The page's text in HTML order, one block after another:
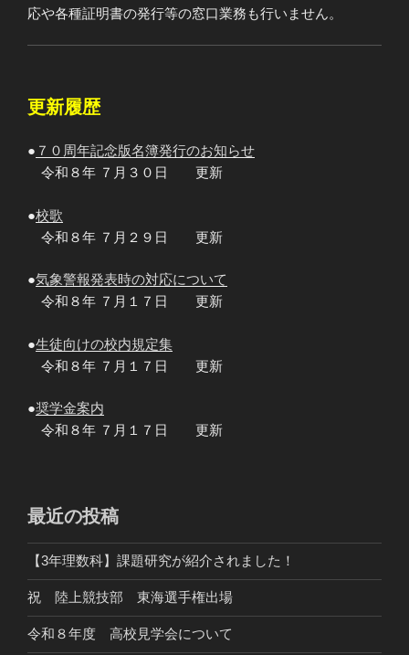
応や各種証明書の発行等の窓口業務も行いません。
更新履歴
● ７０周年記念版名簿発行のお知らせ
令和８年 ７月３０日 更新
●校歌
令和８年 ７月２９日 更新
●気象警報発表時の対応について
令和８年 ７月１７日 更新
●生徒向けの校内規定集
令和８年 ７月１７日 更新
●奨学金案内
令和８年 ７月１７日 更新
最近の投稿
【3年理数科】課題研究が紹介されました！
祝 陸上競技部 東海選手権出場
令和８年度 高校見学会について